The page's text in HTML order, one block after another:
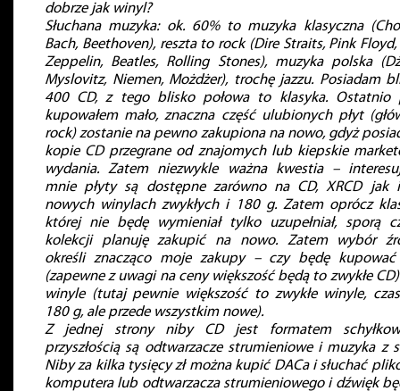
dobrze jak winyl?
Słuchana muzyka: ok. 60% to muzyka klasyczna
Bach, Beethoven), reszta to rock (Dire Straits, Pink Floyd,
Zeppelin, Beatles, Rolling Stones), muzyka polska
Myslovitz, Niemen, Możdżer), trochę jazzu. Posiadam
400 CD, z tego blisko połowa to klasyka. Ostatnio
kupowałem mało, znaczna część ulubionych płyt
rock) zostanie na pewno zakupiona na nowo, gdyż
kopie CD przegrane od znajomych lub kiepskie
wydania. Zatem niezwykle ważna kwestia –
mnie płyty są dostępne zarówno na CD, XRCD jak
nowych winylach zwykłych i 180 g. Zatem oprócz
której nie będę wymieniał tylko uzupełniał, sporą
kolekcji planuję zakupić na nowo. Zatem wybór
określi znacząco moje zakupy – czy będę kupować
(zapewne z uwagi na ceny większość będą to zwykłe
winyle (tutaj pewnie większość to zwykłe winyle,
180 g, ale przede wszystkim nowe).
Z jednej strony niby CD jest formatem
przyszłością są odtwarzacze strumieniowe i muzyka z
Niby za kilka tysięcy zł można kupić DACa i słuchać
komputera lub odtwarzacza strumieniowego i dźwięk